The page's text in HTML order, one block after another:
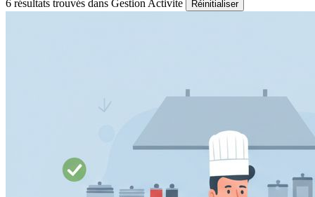
6 résultats trouvés dans Gestion Activite Réinitialiser